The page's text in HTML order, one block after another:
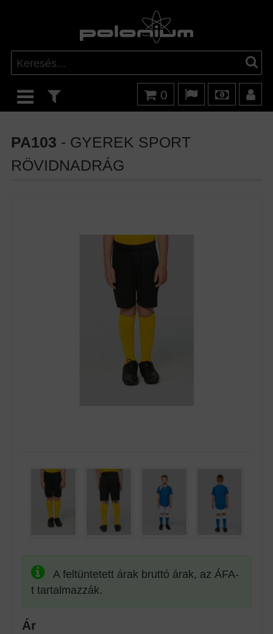
0
PA103 - GYEREK SPORT
RÖVIDNADRÁG
A feltüntetett árak bruttó árak, az ÁFA-
t tartalmazzák.
Ár